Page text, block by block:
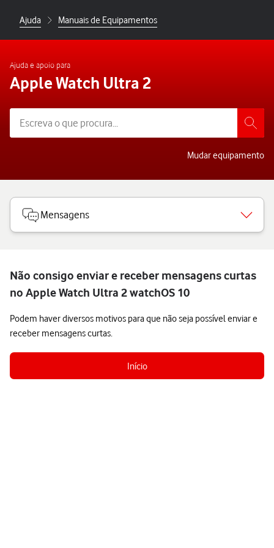
Ajuda Manuais de Equipamentos
Ajuda e apoio para
Apple Watch Ultra 2
Mudar equipamento
Mensagens
Não consigo enviar e receber mensagens curtas
no Apple Watch Ultra 2 watchOS 10
Podem haver diversos motivos para que não seja possível enviar e
receber mensagens curtas.
Início